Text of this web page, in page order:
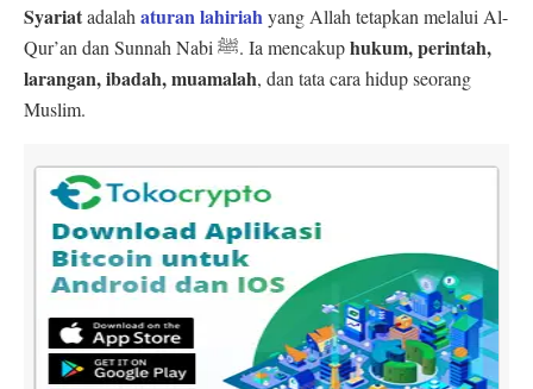
Syariatadalah aturan lahiriah yang Allah tetapkan melalui Al-
Qur’an dan Sunnah Nabi ﷺ. Ia mencakuphukum, perintah,
larangan, ibadah, muamalah, dan tata cara hidup seorang
Muslim.